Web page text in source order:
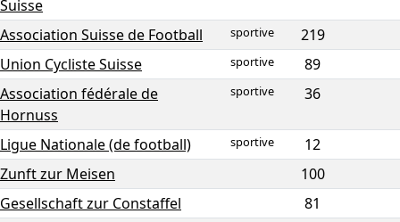
Suisse
Association Suisse de Football sportive
219
Union Cycliste Suisse
sportive
89
Association fédérale de
Hornuss
sportive 36
Ligue Nationale (de football) sportive
12
Zunft zur Meisen
100
Gesellschaft zur Constaffel
81